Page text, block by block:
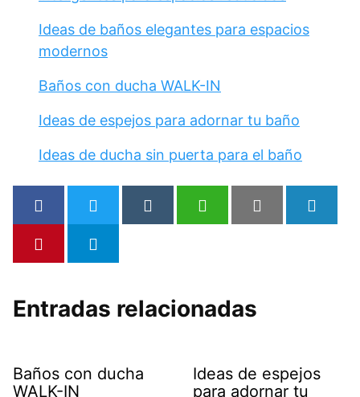
Ideas de baños elegantes para espacios
modernos
Baños con ducha WALK-IN
Ideas de espejos para adornar tu baño
Ideas de ducha sin puerta para el baño
Entradas relacionadas
Baños con ducha
WALK-IN
Ideas de espejos
para adornar tu